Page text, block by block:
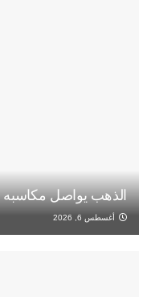
الذهب يواصل مكاسبه
أغسطس 6, 2026